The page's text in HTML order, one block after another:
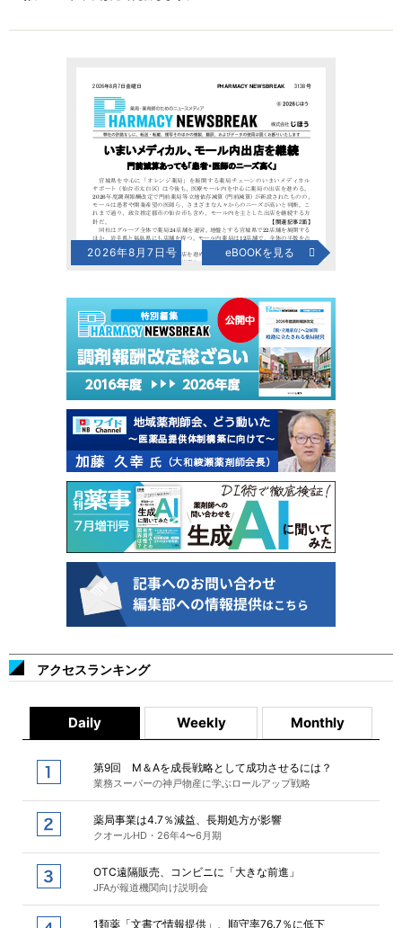
2026年8月7日号 eBOOKを見る
アクセスランキング
Daily Weekly Monthly
第9回 M＆Aを成長戦略として成功させるには？
業務スーパーの神戸物産に学ぶロールアップ戦略
薬局事業は4.7％減益、長期処方が影響
クオールHD・26年4〜6月期
OTC遠隔販売、コンビニに「大きな前進」
JFAが報道機関向け説明会
1類薬「文書で情報提供」、順守率76.7％に低下